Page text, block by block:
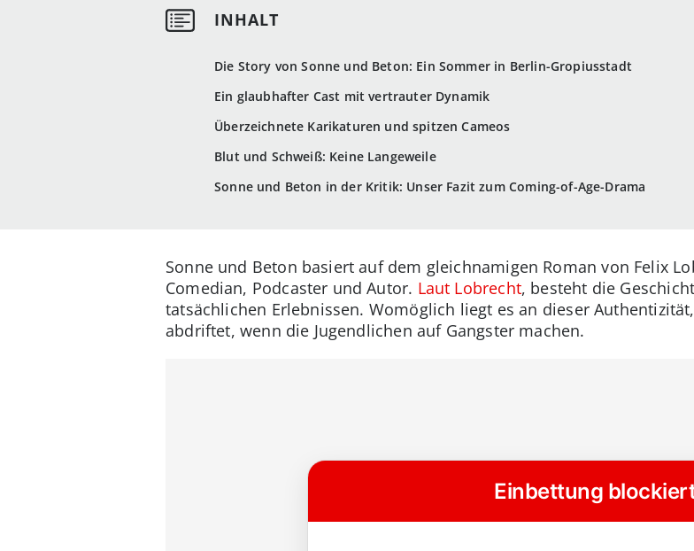
Die Story von Sonne und Beton: Ein Sommer in Berlin-Gropiusstadt
Ein glaubhafter Cast mit vertrauter Dynamik
Überzeichnete Karikaturen und spitzen Cameos
Blut und Schweiß: Keine Langeweile
Sonne und Beton in der Kritik: Unser Fazit zum Coming-of-Age-Drama
Sonne und Beton basiert auf dem gleichnamigen Roman von Felix
Comedian, Podcaster und Autor. Laut Lobrecht, besteht die
tatsächlichen Erlebnissen. Womöglich liegt es an dieser
abdriftet, wenn die Jugendlichen auf Gangster machen.